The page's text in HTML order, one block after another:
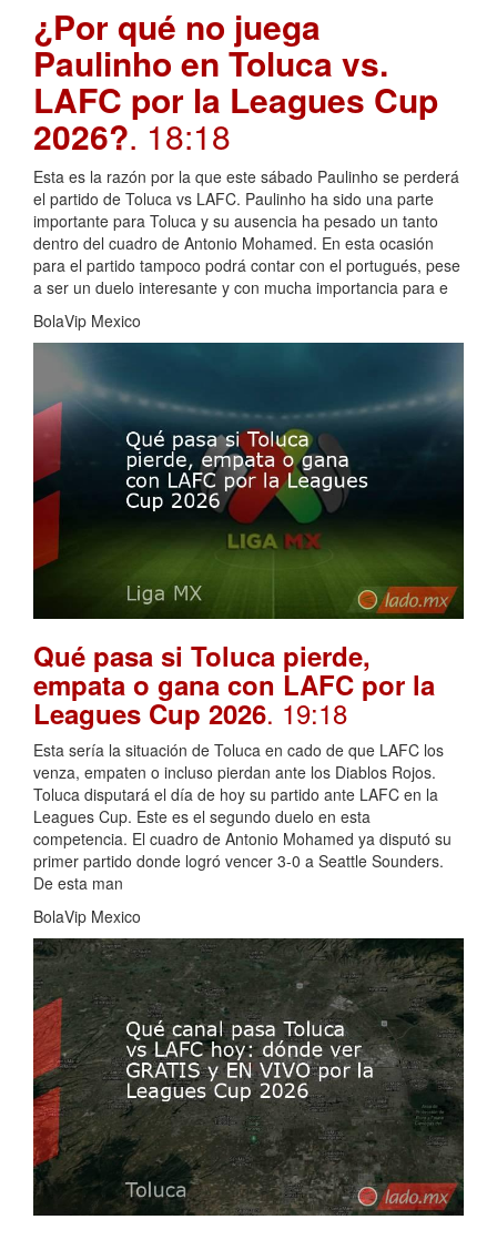
¿Por qué no juega
Paulinho en Toluca vs.
LAFC por la Leagues Cup
2026?. 18:18
Esta es la razón por la que este sábado Paulinho se perderá
el partido de Toluca vs LAFC. Paulinho ha sido una parte
importante para Toluca y su ausencia ha pesado un tanto
dentro del cuadro de Antonio Mohamed. En esta ocasión
para el partido tampoco podrá contar con el portugués, pese
a ser un duelo interesante y con mucha importancia para e
BolaVip Mexico
Qué pasa si Toluca pierde,
empata o gana con LAFC por la
Leagues Cup 2026. 19:18
Esta sería la situación de Toluca en cado de que LAFC los
venza, empaten o incluso pierdan ante los Diablos Rojos.
Toluca disputará el día de hoy su partido ante LAFC en la
Leagues Cup. Este es el segundo duelo en esta
competencia. El cuadro de Antonio Mohamed ya disputó su
primer partido donde logró vencer 3-0 a Seattle Sounders.
De esta man
BolaVip Mexico